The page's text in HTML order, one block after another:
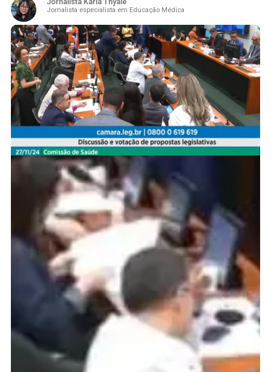
Jornalista especialista em Educação Médica